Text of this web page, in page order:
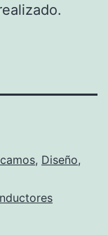
, Diseño,